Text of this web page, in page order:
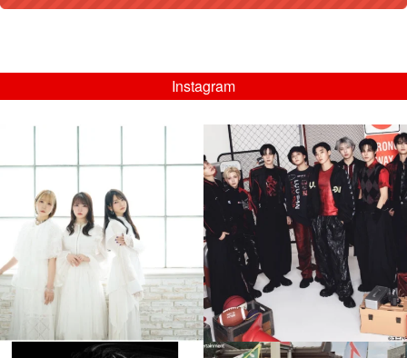
Instagram
...
8月 4
4 0
musicjapantv
💡08/05(水)23:00特番放送！
...
8月 4
4 0